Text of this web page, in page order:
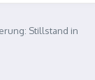
Stillstand in